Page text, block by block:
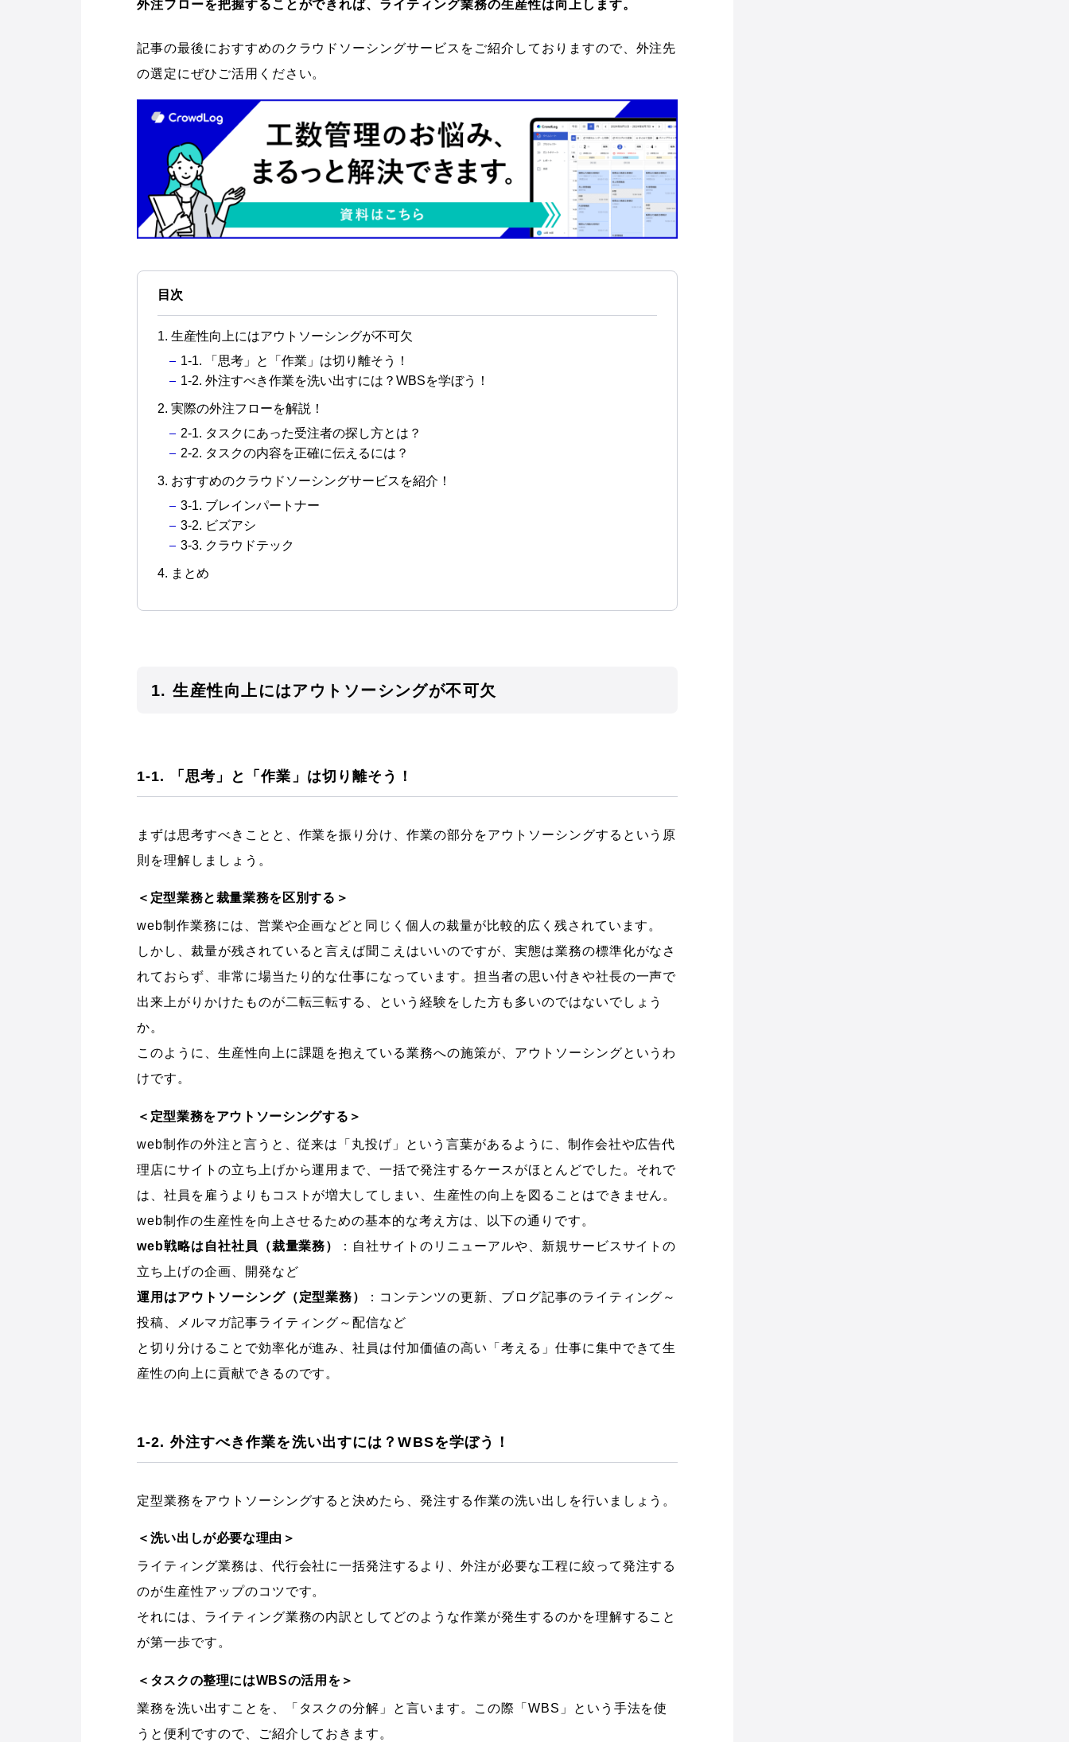
外注フローを把握することができれば、ライティング業務の生産性は向上します。
記事の最後におすすめのクラウドソーシングサービスをご紹介しておりますので、外注先
の選定にぜひご活用ください。
目次
1. 生産性向上にはアウトソーシングが不可欠
1-1. 「思考」と「作業」は切り離そう！
1-2. 外注すべき作業を洗い出すには？WBSを学ぼう！
2. 実際の外注フローを解説！
2-1. タスクにあった受注者の探し方とは？
2-2. タスクの内容を正確に伝えるには？
3. おすすめのクラウドソーシングサービスを紹介！
3-1. ブレインパートナー
3-2. ビズアシ
3-3. クラウドテック
4. まとめ
1. 生産性向上にはアウトソーシングが不可欠
1-1. 「思考」と「作業」は切り離そう！
まずは思考すべきことと、作業を振り分け、作業の部分をアウトソーシングするという原
則を理解しましょう。
＜定型業務と裁量業務を区別する＞
web制作業務には、営業や企画などと同じく個人の裁量が比較的広く残されています。
しかし、裁量が残されていると言えば聞こえはいいのですが、実態は業務の標準化がなさ
れておらず、非常に場当たり的な仕事になっています。担当者の思い付きや社長の一声で
出来上がりかけたものが二転三転する、という経験をした方も多いのではないでしょう
か。
このように、生産性向上に課題を抱えている業務への施策が、アウトソーシングというわ
けです。
＜定型業務をアウトソーシングする＞
web制作の外注と言うと、従来は「丸投げ」という言葉があるように、制作会社や広告代
理店にサイトの立ち上げから運用まで、一括で発注するケースがほとんどでした。それで
は、社員を雇うよりもコストが増大してしまい、生産性の向上を図ることはできません。
web制作の生産性を向上させるための基本的な考え方は、以下の通りです。
web戦略は自社社員（裁量業務）
：自社サイトのリニューアルや、新規サービスサイトの
立ち上げの企画、開発など
運用はアウトソーシング（定型業務）
：コンテンツの更新、ブログ記事のライティング～
投稿、メルマガ記事ライティング～配信など
と切り分けることで効率化が進み、社員は付加価値の高い「考える」仕事に集中できて生
産性の向上に貢献できるのです。
1-2. 外注すべき作業を洗い出すには？WBSを学ぼう！
定型業務をアウトソーシングすると決めたら、発注する作業の洗い出しを行いましょう。
＜洗い出しが必要な理由＞
ライティング業務は、代行会社に一括発注するより、外注が必要な工程に絞って発注する
のが生産性アップのコツです。
それには、ライティング業務の内訳としてどのような作業が発生するのかを理解すること
が第一歩です。
＜タスクの整理にはWBSの活用を＞
業務を洗い出すことを、「タスクの分解」と言います。この際「WBS」という手法を使
うと便利ですので、ご紹介しておきます。